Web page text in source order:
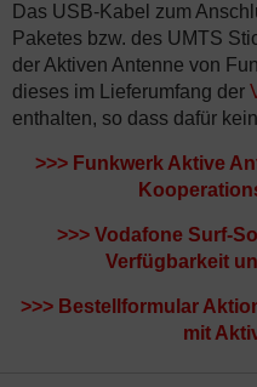
Das USB-Kabel zum
Paketes bzw. des UMTS
der Aktiven Antenne von
dieses im Lieferumfang der
enthalten, so dass dafür
>>> Funkwerk Aktive
>>> Vodafone Surf-
Verfügbarkeit
>>> Bestellformular
mit